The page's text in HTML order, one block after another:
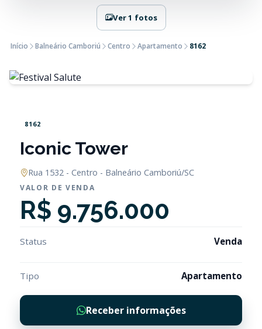
Ver 1 fotos
Início Balneário Camboriú Centro Apartamento 8162
8162
Iconic Tower
Rua 1532 - Centro - Balneário Camboriú/SC
VALOR DE VENDA
R$ 9.756.000
Status Venda
Tipo Apartamento
Receber informações